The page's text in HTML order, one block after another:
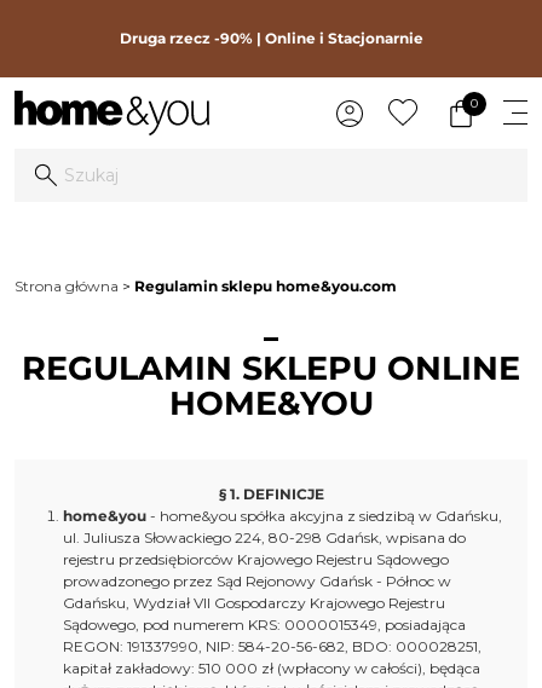
Druga rzecz -90% | Online i Stacjonarnie
0
Strona główna Regulamin sklepu home&you.com
REGULAMIN SKLEPU ONLINE
HOME&YOU
§ 1. DEFINICJE
home&you - home&you spółka akcyjna z siedzibą w Gdańsku,
ul. Juliusza Słowackiego 224, 80-298 Gdańsk, wpisana do
rejestru przedsiębiorców Krajowego Rejestru Sądowego
prowadzonego przez Sąd Rejonowy Gdańsk - Północ w
Gdańsku, Wydział VII Gospodarczy Krajowego Rejestru
Sądowego, pod numerem KRS: 0000015349, posiadająca
REGON: 191337990, NIP: 584-20-56-682, BDO: 000028251,
kapitał zakładowy: 510 000 zł (wpłacony w całości), będąca